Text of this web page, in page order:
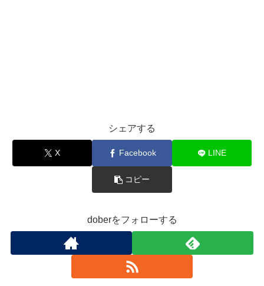
シェアする
X Facebook LINE
コピー
doberをフォローする